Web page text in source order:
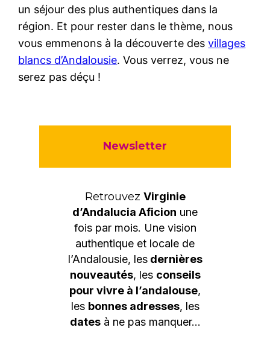
un séjour des plus authentiques dans la
région. Et pour rester dans le thème, nous
vous emmenons à la découverte desvillages
blancs d’Andalousie. Vous verrez, vous ne
serez pas déçu !
Newsletter
Retrouvez Virginie
d’Andalucia Aficion une
fois par mois. Une vision
authentique et locale de
l’Andalousie, lesdernières
nouveautés, les conseils
pour vivre à l’andalouse,
les bonnes adresses, les
datesà ne pas manquer…